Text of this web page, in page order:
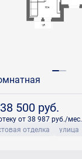
500 руб.
от 38 987 руб./мес.
отделка
улица